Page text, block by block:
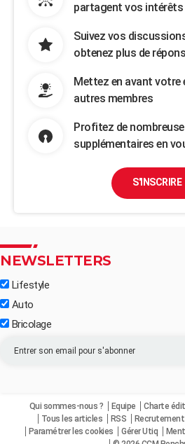
partagent vos intérêts
Suivez vos
obtenez plus de
Mettez en avant votre
autres membres
Profitez de
supplémentaires en
S'INSCRIRE
NEWSLETTERS
Lifestyle
Auto
Bricolage
Qui sommes-nous ? Equipe Charte
Tous les articles
RSS Recrutement
Paramétrer les cookies
Gérer Utiq